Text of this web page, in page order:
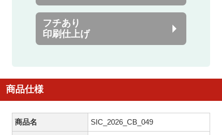
フチあり
印刷仕上げ
商品仕様
商品名 SIC_2026_CB_049